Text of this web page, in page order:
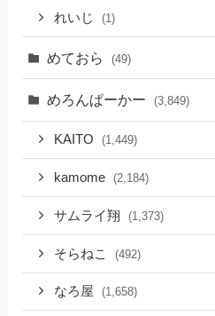
れいじ (1)
めておら (49)
めろんぱーかー (3,849)
KAITO (1,449)
kamome (2,184)
サムライ翔 (1,373)
そらねこ (492)
なろ屋 (1,658)